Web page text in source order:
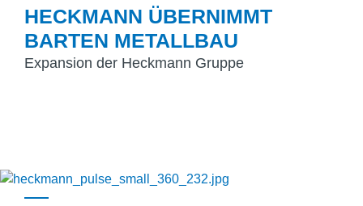
HECKMANN ÜBERNIMMT
BARTEN METALLBAU
Expansion der Heckmann Gruppe